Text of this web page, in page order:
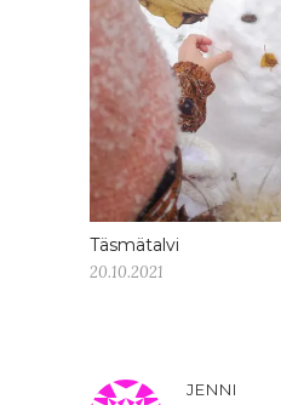
Täsmätalvi
20.10.2021
JENNI